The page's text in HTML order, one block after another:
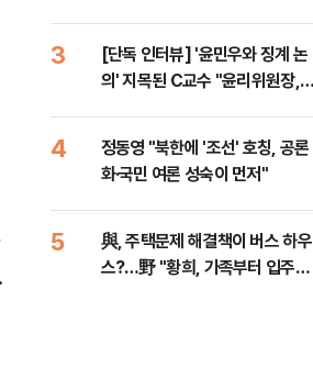
3
[단독 인터뷰] '윤민우와 징계 논
의' 지목된 C교수 "윤리위원장,
4
정동영 "북한에 '조선' 호칭, 공론
화·국민 여론 성숙이 먼저"
5
與, 주택문제 해결책이 버스 하우
스?…野 "황희, 가족부터 입주해